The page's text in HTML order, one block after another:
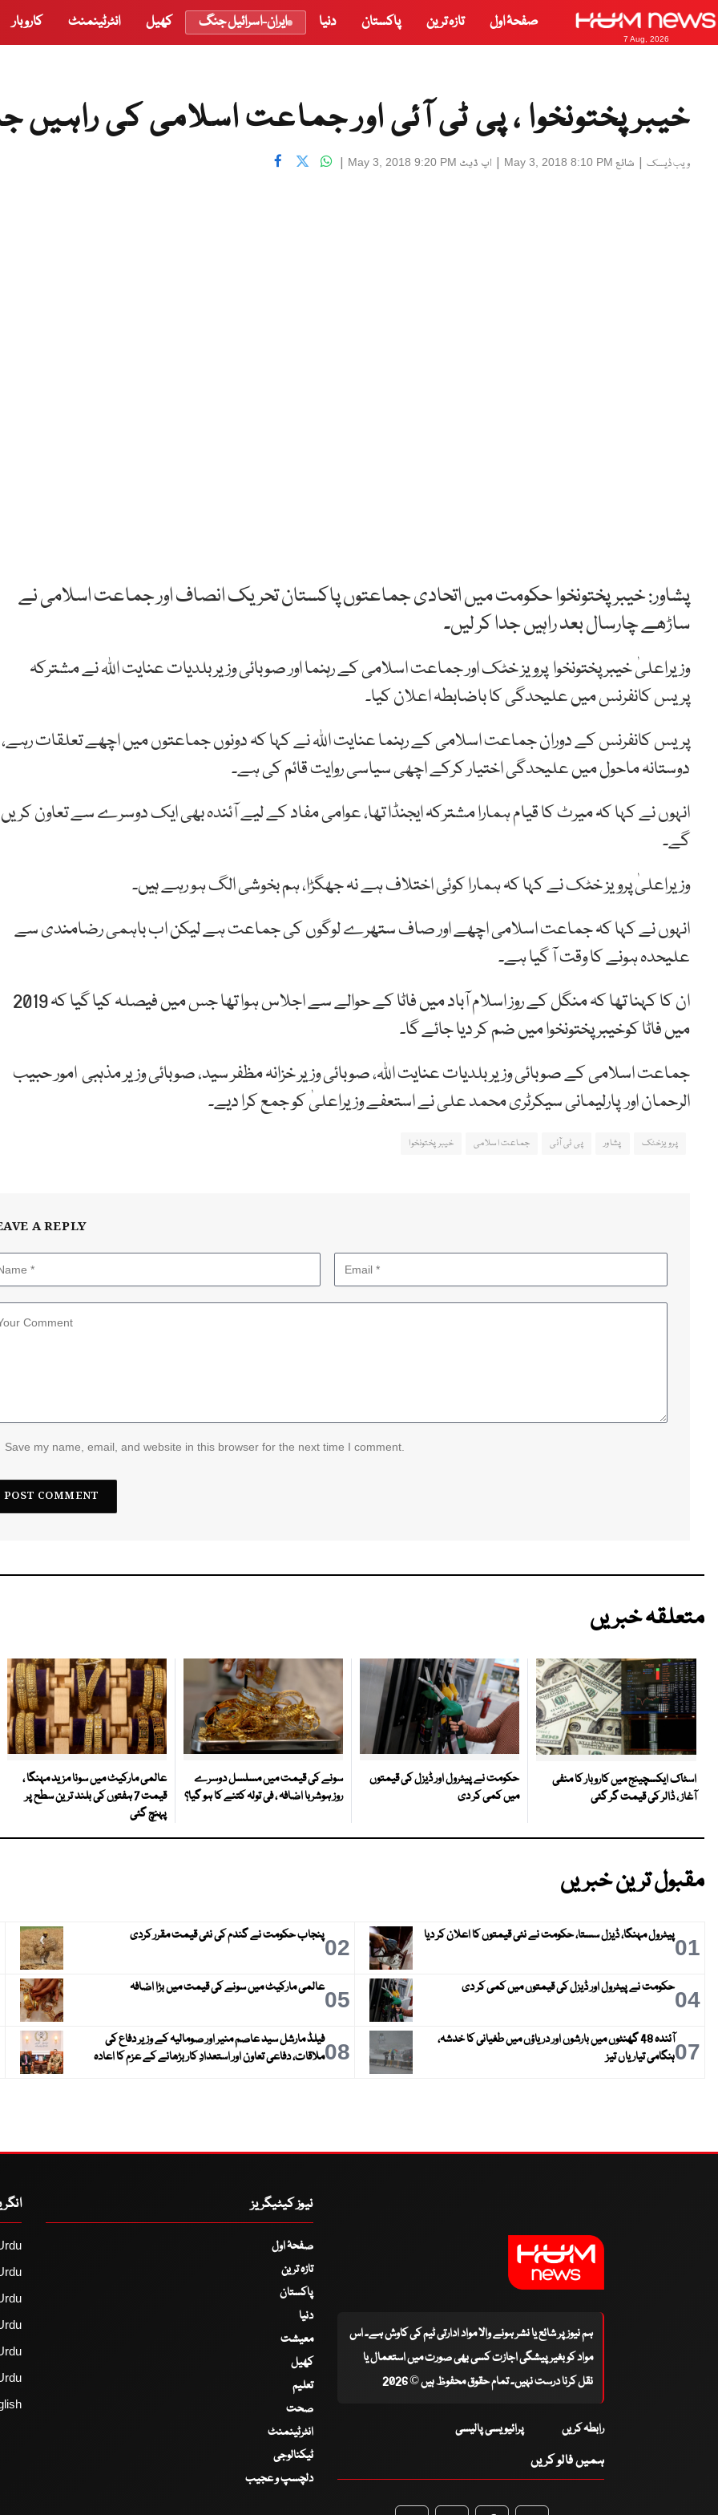
7 Aug, 2026
صفحۂ اول تازہ ترین پاکستان دنیا ایران-اسرائیل جنگ کھیل انٹرٹینمنٹ کاروبار
خیبرپختونخوا ، پی ٹی آئی اور جماعت اسلامی کی راہیں
ویب ڈیسک | شائع May 3, 2018 8:10 PM
| اپ ڈیٹ May 3, 2018 9:20 PM
|
پشاور: خیبرپختونخوا حکومت میں اتحادی جماعتوں پاکستان تحریک انصاف اور جماعت اسلامی نے
ساڑھے چارسال بعد راہیں جدا کر لیں۔
وزیراعلیٰ خیبرپختونخوا پرویز خٹک اور جماعت اسلامی کے رہنما اور صوبائی وزیر بلدیات عنایت اللہ نے مشترکہ
پریس کانفرنس میں علیحدگی کا باضابطہ اعلان کیا۔
پریس کانفرنس کے دوران جماعت اسلامی کے رہنما عنایت اللہ نے کہا کہ دونوں جماعتوں میں اچھے تعلقات رہے،
دوستانہ ماحول میں علیحدگی اختیار کرکے اچھی سیاسی روایت قائم کی ہے۔
انہوں نے کہا کہ میرٹ کا قیام ہمارا مشترکہ ایجنڈا تھا، عوامی مفاد کے لیے آئندہ بھی ایک دوسرے سے تعاون کریں
گے۔
وزیراعلیٰ پرویز خٹک نے کہا کہ ہمارا کوئی اختلاف ہے نہ جھگڑا، ہم بخوشی الگ ہو رہے ہیں۔
انہوں نے کہا کہ جماعت اسلامی اچھے اور صاف ستھرے لوگوں کی جماعت ہے لیکن اب باہمی رضامندی سے
علیحدہ ہونے کا وقت آ گیا ہے۔
ان کا کہنا تھا کہ منگل کے روز اسلام آباد میں فاٹا کے حوالے سے اجلاس ہوا تھا جس میں فیصلہ کیا گیا کہ 2019
میں فاٹا کوخیبرپختونخوا میں ضم کر دیا جائے گا۔
جماعت اسلامی کے صوبائی وزیر بلدیات عنایت اللہ، صوبائی وزیر خزانہ مظفر سید، صوبائی وزیر مذہبی امور حبیب
الرحمان اور پارلیمانی سیکرٹری محمد علی نے استعفے وزیراعلیٰ کو جمع کرا دیے۔
پرویزخٹک پشاور پی ٹی آئی جماعت اسلامی خیبرپختونخوا
A REPLY
Save my name, email, and website in this browser for the next time I comment.
متعلقہ خبریں
اسٹاک ایکسچینج میں کاروبار کا منفی
آغاز ، ڈالر کی قیمت گر گئی
حکومت نے پیٹرول اور ڈیزل کی قیمتوں
میں کمی کر دی
سونے کی قیمت میں مسلسل دوسرے
روز ہوشربا اضافہ ، فی تولہ کتنے کا ہو گیا؟
عالمی مارکیٹ میں سونا مزید مہنگا ،
قیمت 7 ہفتوں کی بلند ترین سطح پر
پہنچ گئی
مقبول ترین خبریں
01پیٹرول مہنگا، ڈیزل سستا، حکومت نے نئی قیمتوں کا اعلان کر دیا 02پنجاب حکومت نے گندم کی نئی قیمت مقرر کردی
04حکومت نے پیٹرول اور ڈیزل کی قیمتوں میں کمی کر دی 05عالمی مارکیٹ میں سونے کی قیمت میں بڑا اضافہ
07
آئندہ 48 گھنٹوں میں بارشوں اور دریاؤں میں طغیانی کا خدشہ،
ہنگامی تیاریاں تیز
08فیلڈ مارشل سید عاصم منیر اور صومالیہ کے وزیر دفاع کی
ملاقات، دفاعی تعاون اور استعدادِ کار بڑھانے کے عزم کا اعادہ
ہم نیوز پر شائع یا نشر ہونے والا مواد ادارتی ٹیم کی کاوش ہے۔ اس
مواد کو بغیر پیشگی اجازت کسی بھی صورت میں استعمال یا
نقل کرنا درست نہیں۔ تمام حقوق محفوظ ہیں © 2026
رابطہ کریں پرائیویسی پالیسی
ہمیں فالو کریں
نیوز کیٹیگریز
صفحۂ اول
تازہ ترین
پاکستان
دنیا
معیشت
کھیل
تعلیم
صحت
انٹرٹینمنٹ
ٹیکنالوجی
دلچسپ و عجیب